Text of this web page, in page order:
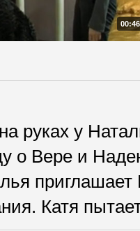
руках у
о Вере и
Катя